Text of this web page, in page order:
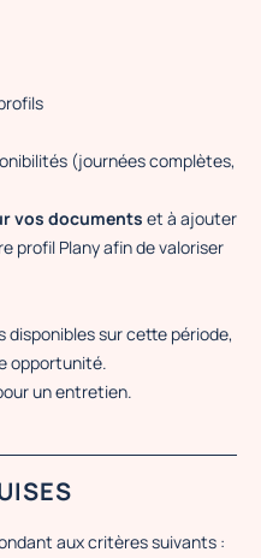
(journées complètes,
vos documents et à ajouter
profil Plany afin de valoriser
disponibles sur cette période,
opportunité.
un entretien.
aux critères suivants :